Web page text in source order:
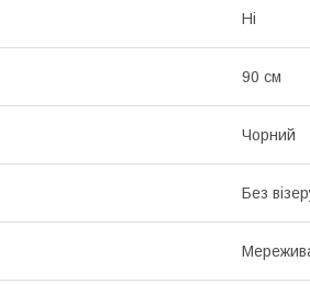
Ні
90 см
Чорний
Без